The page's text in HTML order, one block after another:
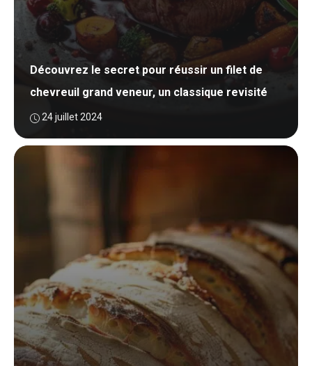
Découvrez le secret pour réussir un filet de
chevreuil grand veneur, un classique revisité
24 juillet 2024